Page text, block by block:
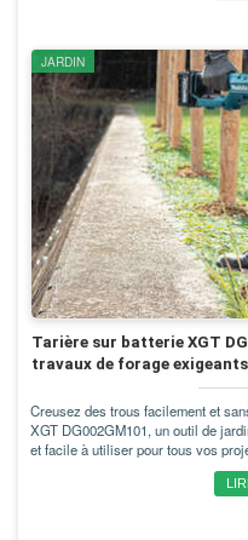
JARDIN
Tarière sur batterie XGT
travaux de forage exigeants
Creusez des trous facilement et
XGT DG002GM101, un outil de
et facile à utiliser pour tous vos